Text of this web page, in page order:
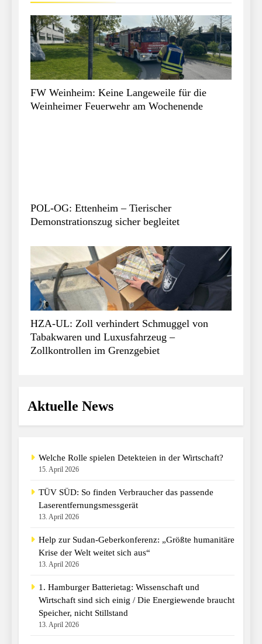
FW Weinheim: Keine Langeweile für die
Weinheimer Feuerwehr am Wochenende
POL-OG: Ettenheim – Tierischer
Demonstrationszug sicher begleitet
HZA-UL: Zoll verhindert Schmuggel von
Tabakwaren und Luxusfahrzeug –
Zollkontrollen im Grenzgebiet
Aktuelle News
Welche Rolle spielen Detekteien in der Wirtschaft?
15. April 2026
TÜV SÜD: So finden Verbraucher das passende
Laserentfernungsmessgerät
13. April 2026
Help zur Sudan-Geberkonferenz: „Größte humanitäre
Krise der Welt weitet sich aus“
13. April 2026
1. Hamburger Batterietag: Wissenschaft und
Wirtschaft sind sich einig / Die Energiewende braucht
Speicher, nicht Stillstand
13. April 2026